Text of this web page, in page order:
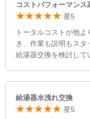
コストパフォーマンス
星5
トータルコストが他
き、作業も説明もスタ
給湯器交換を検討して
給湯器水洩れ交換
星5